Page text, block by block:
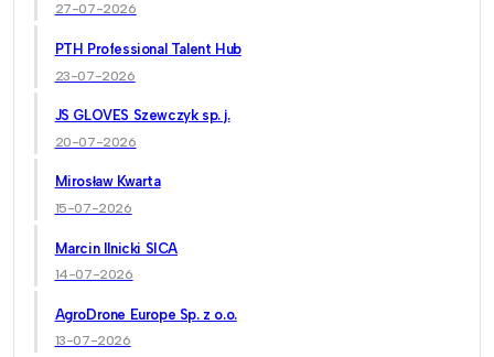
27-07-2026
PTH Professional Talent Hub
23-07-2026
JS GLOVES Szewczyk sp. j.
20-07-2026
Mirosław Kwarta
15-07-2026
Marcin Ilnicki SICA
14-07-2026
AgroDrone Europe Sp. z o.o.
13-07-2026